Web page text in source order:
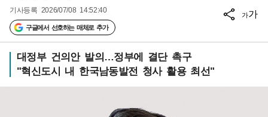
기사등록 2026/07/08 14:52:40
구글에서 선호하는 매체로 추가
가가
대정부 건의안 발의…정부에 결단 촉구
"혁신도시 내 한국남동발전 청사 활용 최선"